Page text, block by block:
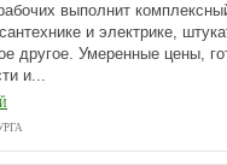
выполнит
и электрике,
другое. Умеренные цены,
и...